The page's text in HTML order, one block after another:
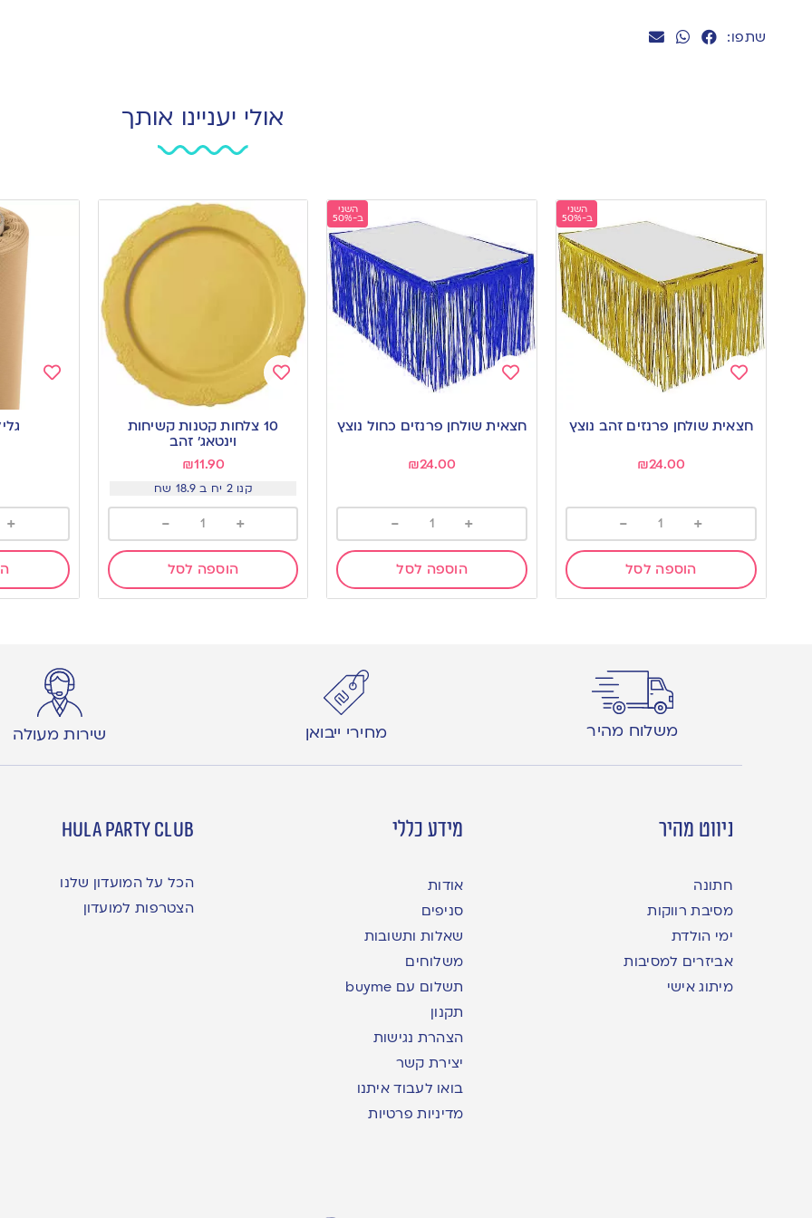
שתפו:
אולי יעניינו אותך
השני
ב-50%
to
חצאית שולחן פרנזים זהב נוצץ
₪24.00
+
-
הוספה לסל
השני
ב-50%
to
חצאית שולחן פרנזים כחול נוצץ
₪24.00
+
-
הוספה לסל
to
10 צלחות קטנות קשיחות
וינטאג׳ זהב
₪11.90
קנו 2 יח ב 18.9 שח
+
-
הוספה לסל
+
משלוח מהיר מחירי ייבואן שירות מעולה
ניווט מהיר
חתונה
מסיבת רווקות
ימי הולדת
אביזרים למסיבות
מיתוג אישי
מידע כללי
אודות
סניפים
שאלות ותשובות
משלוחים
תשלום עם buyme
תקנון
הצהרת נגישות
יצירת קשר
בואו לעבוד איתנו
מדיניות פרטיות
hula party club
הכל על המועדון שלנו
הצטרפות למועדון